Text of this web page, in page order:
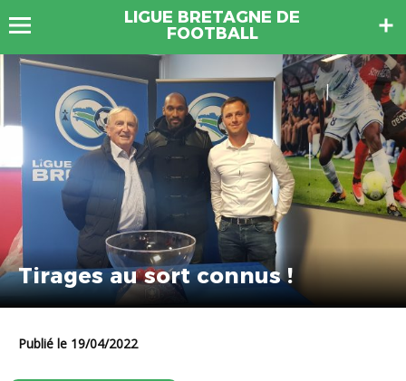
LIGUE BRETAGNE DE
FOOTBALL
Tirages au sort connus !
Publié le 19/04/2022